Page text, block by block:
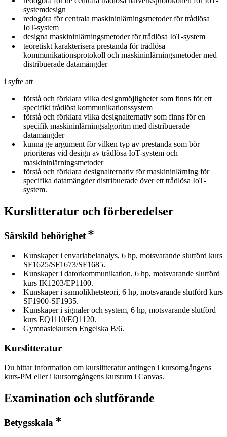
systemdesign
redogöra för centrala maskininlärningsmetoder för trådlösa
IoT-system
designa maskininlärningsmetoder för trådlösa IoT-system
teoretiskt karakterisera prestanda för trådlösa
kommunikationsprotokoll och maskininlärningsmetoder med
distribuerade datamängder
i syfte att
förstå och förklara vilka designmöjligheter som finns för ett
specifikt trådlöst kommunikationssystem
förstå och förklara vilka designalternativ som finns för en
specifik maskininlärningsalgoritm med distribuerade
datamängder
kunna ge argument för vilken typ av prestanda som bör
prioriteras vid design av trådlösa IoT-system och
maskininlärningsmetoder
förstå och förklara designalternativ för maskininlärning för
specifika datamängder distribuerade över ett trådlösa IoT-
system.
Kurslitteratur och förberedelser
Särskild behörighet
Kunskaper i envariabelanalys, 6 hp, motsvarande slutförd kurs
SF1625/SF1673/SF1685.
Kunskaper i datorkommunikation, 6 hp, motsvarande slutförd
kurs IK1203/EP1100.
Kunskaper i sannolikhetsteori, 6 hp, motsvarande slutförd kurs
SF1900-SF1935.
Kunskaper i signaler och system, 6 hp, motsvarande slutförd
kurs EQ1110/EQ1120.
Gymnasiekursen Engelska B/6.
Kurslitteratur
Du hittar information om kurslitteratur antingen i kursomgångens
kurs-PM eller i kursomgångens kursrum i Canvas.
Examination och slutförande
Betygsskala